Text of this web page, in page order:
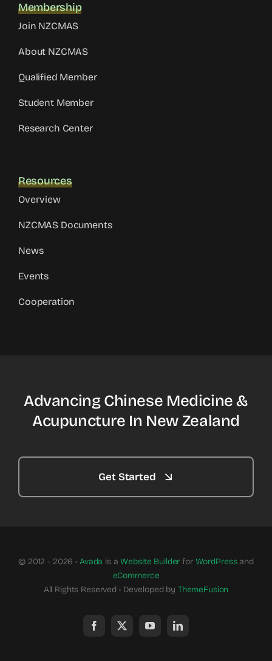
Membership
Join NZCMAS
About NZCMAS
Qualified Member
Student Member
Research Center
Resources
Overview
NZCMAS Documents
News
Events
Cooperation
Advancing Chinese Medicine &
Acupuncture In New Zealand
Get Started
© 2012 - 2026 • Avada is aWebsite Builder for WordPressand
eCommerce
All Rights Reserved • Developed by ThemeFusion